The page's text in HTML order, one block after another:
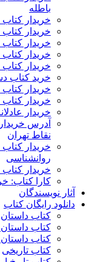
باطله
خریدار
خریدار
خریدار
خریدار
خریدار
خرید کتاب
خریدار
خریدار کتاب
خریدار
آدرس
نقاط تهران
خریدار
روانشناسی
خریدار
کارا کتاب:
آثار نویسندگان
دانلود رایگان کتاب
کتاب داستان
کتاب
کتاب داستان
کتاب تاریخی